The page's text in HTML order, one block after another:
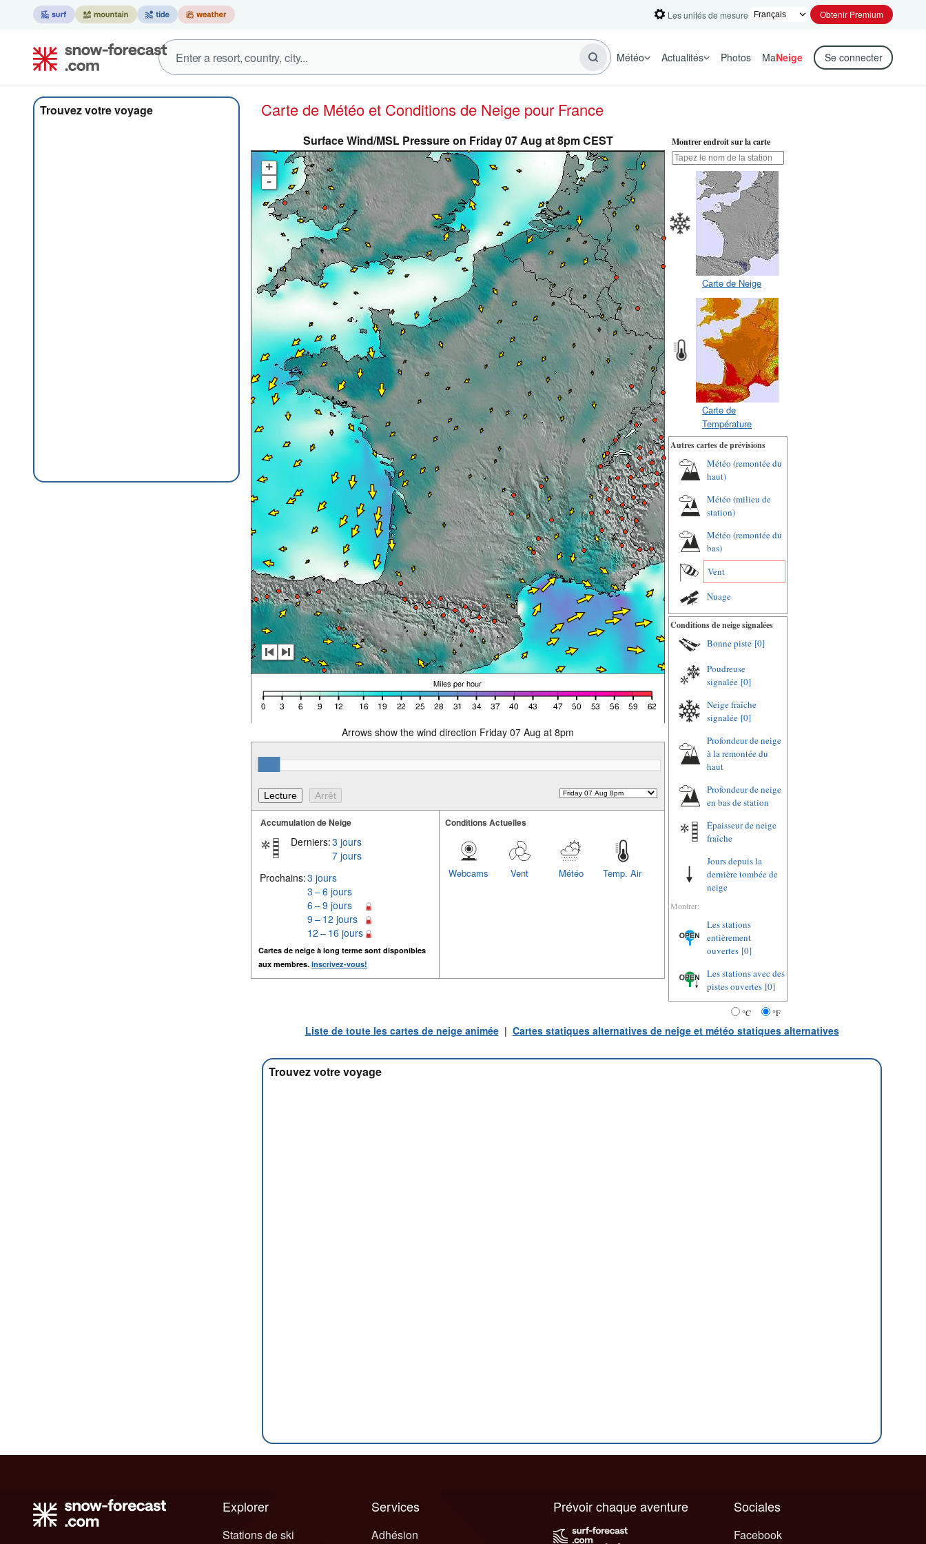
Les unités de mesure Obtenir Premium
Météo Actualités Photos MaNeige Se connecter
Trouvez votre voyage Carte de Météo et Conditions de Neige pour France
Surface Wind/MSL Pressure on Friday 07 Aug at 8pm CEST
+
-
Arrows show the wind direction Friday 07 Aug at 8pm
Accumulation de Neige
Derniers:3 jours
7 jours
Prochains:3 jours
3 – 6 jours
6 – 9 jours
9 – 12 jours
12 – 16 jours
Cartes de neige à long terme sont disponibles
aux membres. Inscrivez-vous!
Conditions Actuelles
Temp. Air
Météo
Vent
Webcams
Montrer endroit sur la carte
Carte de Neige
Carte de
Température
Autres cartes de prévisions
Météo (remontée du
haut)
Météo (milieu de
station)
Météo (remontée du
bas)
Vent
Nuage
Conditions de neige signalées
Bonne piste [0]
Poudreuse
signalée [0]
Neige fraîche
signalée [0]
Profondeur de neige
à la remontée du
haut
Profondeur de neige
en bas de station
Épaisseur de neige
fraîche
Jours depuis la
dernière tombée de
neige
Montrer:
Les stations
entièrement
ouvertes [0]
Les stations avec des
pistes ouvertes [0]
°C °F
Liste de toute les cartes de neige animée| Cartes statiques alternatives de neige et météo statiques alternatives
Trouvez votre voyage
Explorer
Stations de ski
Services
Adhésion
Sociales
Facebook
Prévoir chaque aventure